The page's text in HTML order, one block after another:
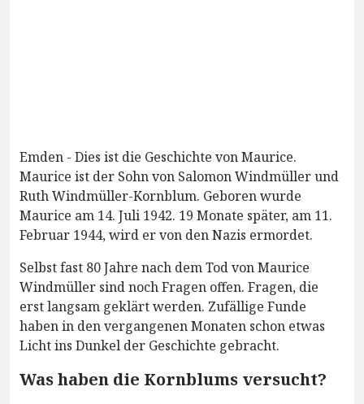
Emden - Dies ist die Geschichte von Maurice.
Maurice ist der Sohn von Salomon Windmüller und
Ruth Windmüller-Kornblum. Geboren wurde
Maurice am 14. Juli 1942. 19 Monate später, am 11.
Februar 1944, wird er von den Nazis ermordet.
Selbst fast 80 Jahre nach dem Tod von Maurice
Windmüller sind noch Fragen offen. Fragen, die
erst langsam geklärt werden. Zufällige Funde
haben in den vergangenen Monaten schon etwas
Licht ins Dunkel der Geschichte gebracht.
Was haben die Kornblums versucht?